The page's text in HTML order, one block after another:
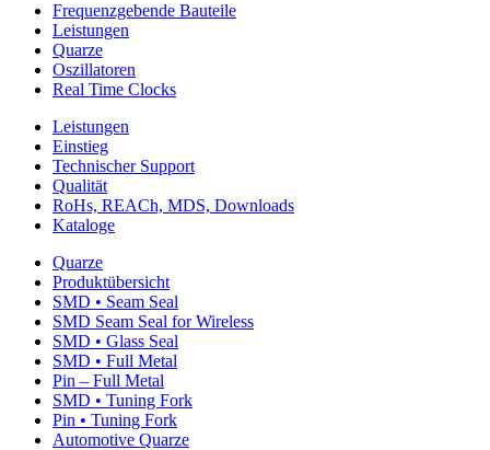
Frequenzgebende Bauteile
Leistungen
Quarze
Oszillatoren
Real Time Clocks
Leistungen
Einstieg
Technischer Support
Qualität
RoHs, REACh, MDS, Downloads
Kataloge
Quarze
Produktübersicht
SMD • Seam Seal
SMD Seam Seal for Wireless
SMD • Glass Seal
SMD • Full Metal
Pin – Full Metal
SMD • Tuning Fork
Pin • Tuning Fork
Automotive Quarze